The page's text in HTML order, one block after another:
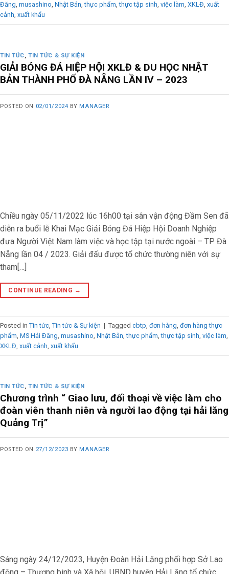
Đăng, musashino, Nhật Bản,thực phẩm,thực tập sinh, việc làm, XKLĐ, xuất
cảnh, xuất khẩu
TIN TỨC,TIN TỨC & SỰ KIỆN
GIẢI BÓNG ĐÁ HIỆP HỘI XKLĐ & DU HỌC NHẬT
BẢN THÀNH PHỐ ĐÀ NẴNG LẦN IV – 2023
POSTED ON 02/01/2024 BY MANAGER
Chiều ngày 05/11/2022 lúc 16h00 tại sân vận động Đầm Sen đã
diễn ra buổi lễ Khai Mạc Giải Bóng Đá Hiệp Hội Doanh Nghiệp
đưa Người Việt Nam làm việc và học tập tại nước ngoài – TP. Đà
Nẵng lần 04 / 2023. Giải đấu được tổ chức thường niên với sự
tham[…]
CONTINUE READING →
Posted in Tin tức Tin tức & Sự kiện | Tagged cbtp đơn hàng đơn hàng thực
phẩm MS Hải Đăng musashino Nhật Bản ,thực phẩm ,thực tập sinh việc làm
XKLĐ xuất cảnh xuất khẩu
TIN TỨC,TIN TỨC & SỰ KIỆN
Chương trình “ Giao lưu, đối thoại về việc làm cho
đoàn viên thanh niên và người lao động tại hải lăng
Quảng Trị”
POSTED ON 27/12/2023 BY MANAGER
Sáng ngày 24/12/2023, Huyện Đoàn Hải Lăng phối hợp Sở Lao